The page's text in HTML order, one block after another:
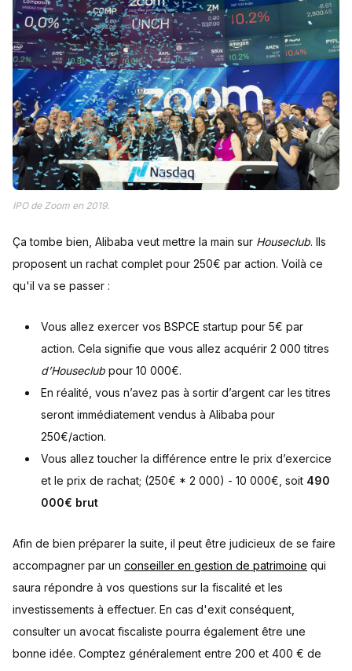
IPO de Zoom en 2019.
Ça tombe bien, Alibaba veut mettre la main sur Houseclub. Ils
proposent un rachat complet pour 250€ par action. Voilà ce
qu'il va se passer :
Vous allez exercer vos BSPCE startup pour 5€ par
action. Cela signifie que vous allez acquérir 2 000 titres
d’Houseclub pour 10 000€.
En réalité, vous n’avez pas à sortir d’argent car les titres
seront immédiatement vendus à Alibaba pour
250€/action.
Vous allez toucher la différence entre le prix d’exercice
et le prix de rachat; (250€ * 2 000) - 10 000€, soit 490
000€ brut
Afin de bien préparer la suite, il peut être judicieux de se faire
accompagner par un conseiller en gestion de patrimoine qui
saura répondre à vos questions sur la fiscalité et les
investissements à effectuer. En cas d'exit conséquent,
consulter un avocat fiscaliste pourra également être une
bonne idée. Comptez généralement entre 200 et 400 € de